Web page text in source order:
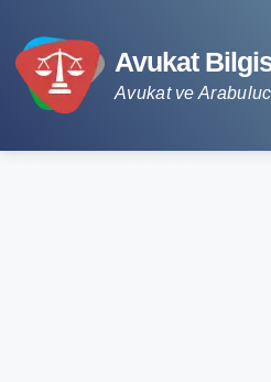
Avukat
Avukat ve